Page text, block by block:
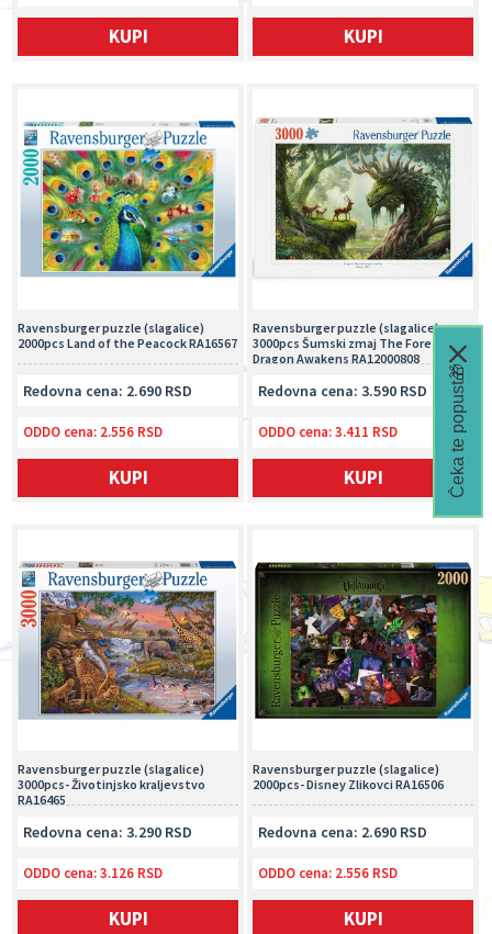
KUPI
KUPI
Ravensburger puzzle (slagalice) -
3000pcs Šumski zmaj The Forest
Dragon Awakens RA12000808
Redovna cena: 3.590 RSD
ODDO cena:3.411 RSD
KUPI
Ravensburger puzzle (slagalice)
2000pcs Land of the Peacock RA16567
Redovna cena: 2.690 RSD
ODDO cena: 2.556 RSD
KUPI
Ravensburger puzzle (slagalice)
2000pcs- Disney Zlikovci RA16506
Redovna cena: 2.690 RSD
ODDO cena: 2.556 RSD
KUPI
Ravensburger puzzle (slagalice)
3000pcs- Životinjsko kraljevstvo
RA16465
Redovna cena: 3.290 RSD
ODDO cena:3.126 RSD
KUPI
Čeka te popust🎁